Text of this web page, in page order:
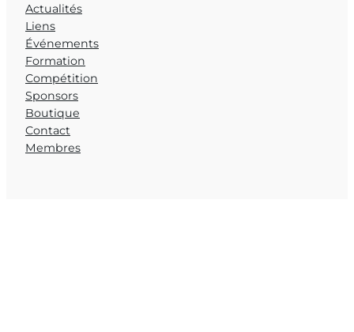
Actualités
Liens
Événements
Formation
Compétition
Sponsors
Boutique
Contact
Membres